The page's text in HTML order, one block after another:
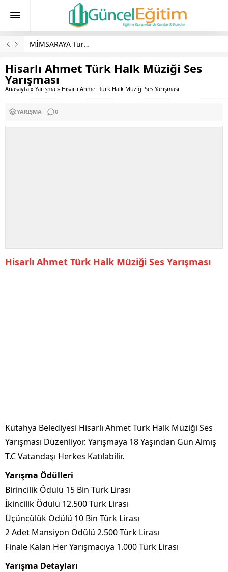
MİMSARAYA Turizm Burs Başvuruları
Hisarlı Ahmet Türk Halk Müziği Ses
Yarışması
Anasayfa » Yarışma » Hisarlı Ahmet Türk Halk Müziği Ses Yarışması
YARIŞMA 0
Hisarlı Ahmet Türk Halk Müziği Ses Yarışması
Kütahya Belediyesi Hisarlı Ahmet Türk Halk Müziği Ses
Yarışması Düzenliyor. Yarışmaya 18 Yaşından Gün Almış
T.C Vatandaşı Herkes Katılabilir.
Yarışma Ödülleri
Birincilik Ödülü 15 Bin Türk Lirası
İkincilik Ödülü 12.500 Türk Lirası
Üçüncülük Ödülü 10 Bin Türk Lirası
2 Adet Mansiyon Ödülü 2.500 Türk Lirası
Finale Kalan Her Yarışmacıya 1.000 Türk Lirası
Yarışma Detayları